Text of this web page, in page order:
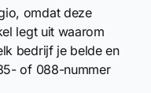
omdat deze
legt uit waarom
bedrijf je belde en
of 088-nummer